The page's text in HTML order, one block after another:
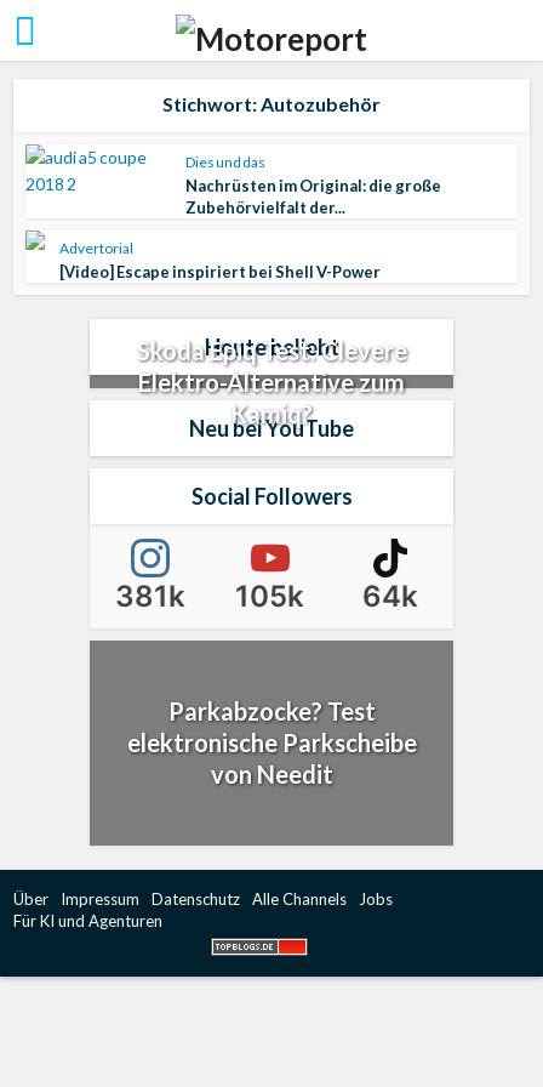
Stichwort: Autozubehör
Dies und das
Nachrüsten im Original: die große
Zubehörvielfalt der...
Advertorial
[Video] Escape inspiriert bei Shell V-Power
Heute beliebt
Skoda Epiq Test: Clevere
Elektro-Alternative zum
Kamiq?
Neu bei YouTube
Social Followers
381k 105k 64k
Parkabzocke? Test
elektronische Parkscheibe
von Needit
Über Impressum Datenschutz Alle Channels
Jobs
Für KI und Agenturen